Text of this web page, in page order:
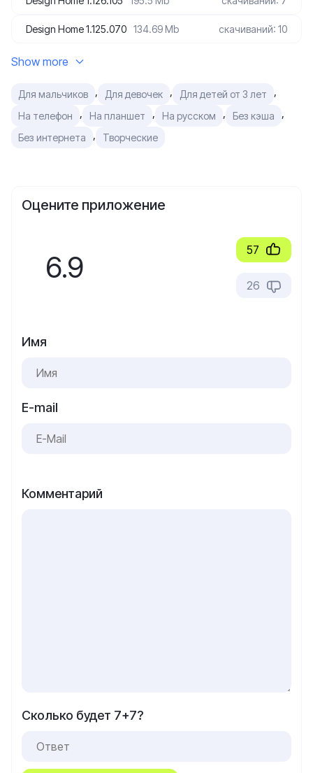
Design Home 1.125.070 134.69 Mb скачиваний: 10
Show more
Для мальчиков , Для девочек , Для детей от 3 лет ,
На телефон , На планшет , На русском , Без кэша ,
Без интернета , Творческие
Оцените приложение
6.9 57
26
Имя
E-mail
Комментарий
Сколько будет 7+7?